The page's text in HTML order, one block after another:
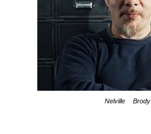
Nelville Brody